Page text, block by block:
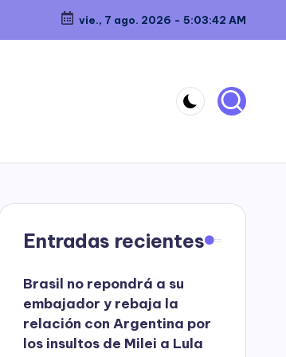
vie., 7 ago. 2026 - 5:03:42 AM
Entradas recientes
Brasil no repondrá a su
embajador y rebaja la
relación con Argentina por
los insultos de Milei a Lula